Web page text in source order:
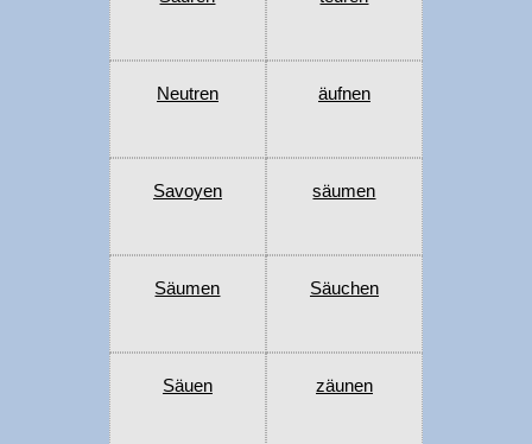
Neutren äufnen
Savoyen säumen
Säumen Säuchen
Säuen zäunen